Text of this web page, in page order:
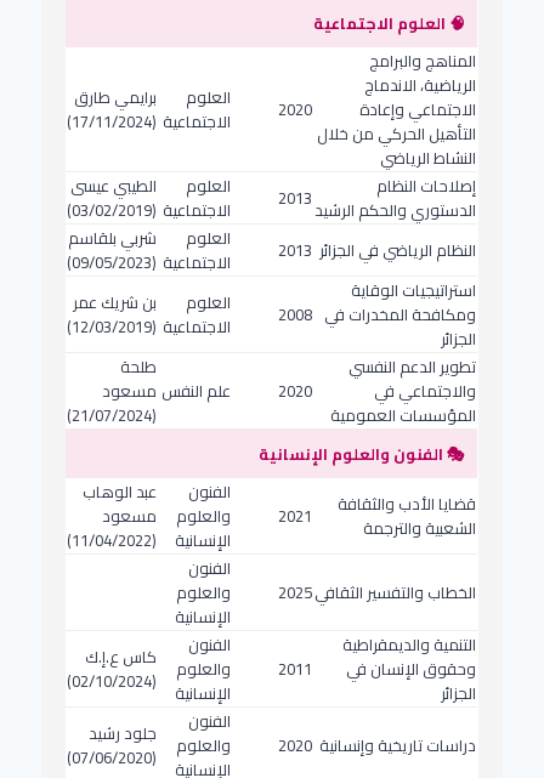
🧠 العلوم الاجتماعية
المناهج والبرامج
الرياضية، الاندماج
الاجتماعي وإعادة
التأهيل الحركي من خلال
النشاط الرياضي
2020
العلوم
الاجتماعية
برايمي طارق
(17/11/2024)
إصلاحات النظام
الدستوري والحكم الرشيد2013
العلوم
الاجتماعية
الطيبي عيسى
(03/02/2019)
النظام الرياضي في الجزائر 2013
العلوم
الاجتماعية
شربي بلقاسم
(09/05/2023)
استراتيجيات الوقاية
ومكافحة المخدرات في
الجزائر
2008
العلوم
الاجتماعية
بن شريك عمر
(12/03/2019)
تطوير الدعم النفسي
والاجتماعي في
المؤسسات العمومية
2020 علم النفس
طلحة
مسعود
(21/07/2024)
🎭 الفنون والعلوم الإنسانية
قضايا الأدب والثقافة
الشعبية والترجمة
2021
الفنون
والعلوم
الإنسانية
عبد الوهاب
مسعود
(11/04/2022)
الخطاب والتفسير الثقافي2025
الفنون
والعلوم
الإنسانية
التنمية والديمقراطية
وحقوق الإنسان في
الجزائر
2011
الفنون
والعلوم
الإنسانية
كاس ع.إ.ك
(02/10/2024)
دراسات تاريخية وإنسانية 2020
الفنون
والعلوم
الإنسانية
جلود رشيد
(07/06/2020)